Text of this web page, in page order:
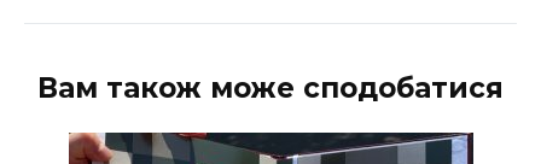
Вам також може сподобатися